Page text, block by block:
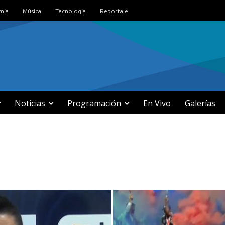
Música Tecnología Reportaje
Noticias Programación En Vivo Galerías